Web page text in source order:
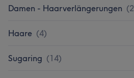
Damen - Haarverlängerungen (2
Haare (4)
Sugaring (14)